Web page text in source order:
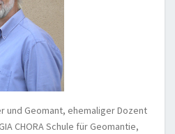
und Geomant, ehemaliger Dozent
CHORA Schule für Geomantie,